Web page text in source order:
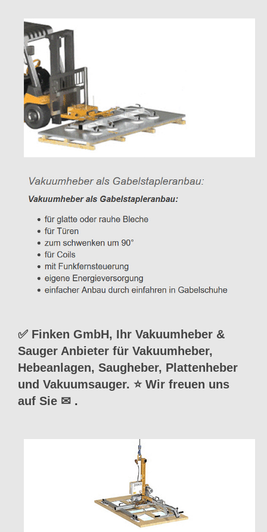
✅ Finken GmbH, Ihr Vakuumheber &
Sauger Anbieter für Vakuumheber,
Hebeanlagen, Saugheber, Plattenheber
und Vakuumsauger. ⭐ Wir freuen uns
auf Sie ✉ .